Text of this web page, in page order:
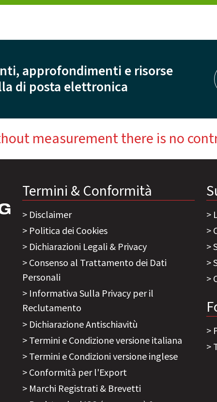
approfondimenti e risorse
di posta elettronica
measurement there is no
Termini & Conformità
Disclaimer
Politica dei Cookies
Dichiarazioni Legali & Privacy
Consenso al Trattamento dei Dati
Personali
Informativa Sulla Privacy per il
Reclutamento
Dichiarazione Antischiavitù
Termini e Condizione versione italiana
Termini e Condizioni versione inglese
Conformità per l'Export
Marchi Registrati & Brevetti